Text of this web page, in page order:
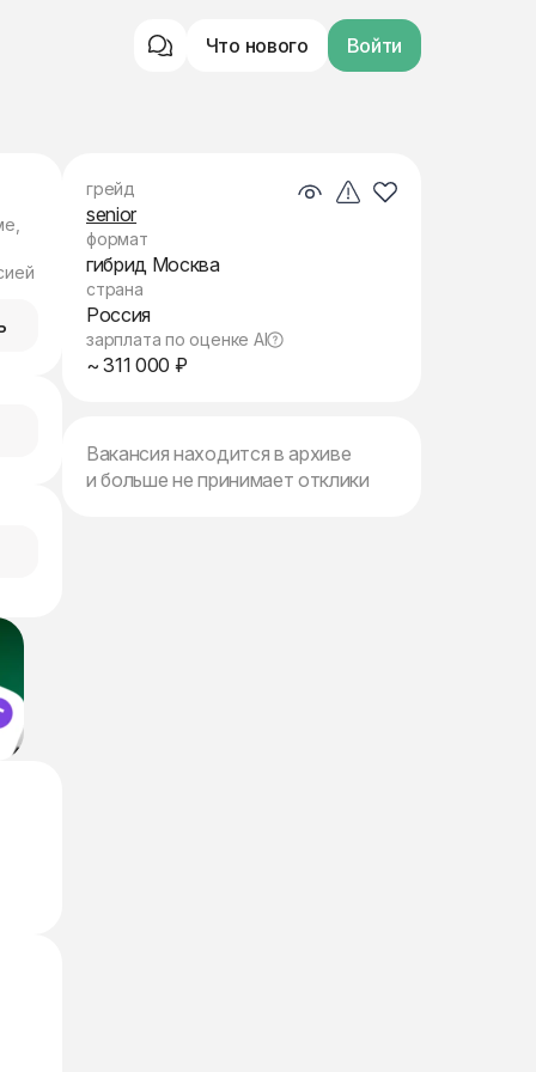
Что нового Войти
грейд
senior
формат
гибрид Москва
страна
Россия
зарплата по оценке AI
~ 311 000 ₽
Вакансия находится в архиве
и больше не принимает отклики